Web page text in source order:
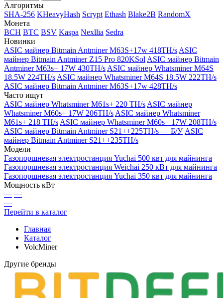
Алгоритмы
SHA-256 KHeavyHash Scrypt Ethash Blake2B RandomX
Монета
BCH BTC BSV Kaspa Nexllia Sedra
Новинки
ASIC майнер Bitmain Antminer M63S+17w 418TH/s ASIC
майнер Bitmain Antminer Z15 Pro 820KSol ASIC майнер Bitmain
Antminer M63s+ 17W 430TH/s ASIC майнер Whatsminer M64S
18.5W 224TH/s ASIC майнер Whatsminer M64S 18.5W 222TH/s
ASIC майнер Bitmain Antminer M63S+17w 428TH/s
Часто ищут
ASIC майнер Whatsminer M61s+ 220 TH/s ASIC майнер
Whatsminer M60s+ 17W 206TH/s ASIC майнер Whatsminer
M61s+ 218 TH/s ASIC майнер Whatsminer M60s+ 17W 208TH/s
ASIC майнер Bitmain Antminer S21++225TH/s — Б/У ASIC
майнер Bitmain Antminer S21++235TH/s
Модели
Газопоршневая электростанция Yuchai 500 квт для майнинга
Газопоршневая электростанция Weichai 250 кВт для майнинга
Газопоршневая электростанция Yuchai 350 квт для майнинга
Мощность кВт
— —
—
Перейти в каталог
Главная
Каталог
VolcMiner
Другие бренды